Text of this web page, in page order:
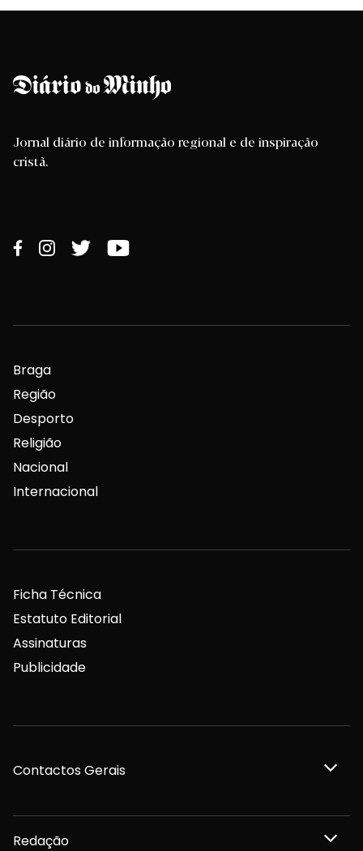
Jornal diário de informação regional e de inspiração
cristã.
Braga
Região
Desporto
Religião
Nacional
Internacional
Ficha Técnica
Estatuto Editorial
Assinaturas
Publicidade
Contactos Gerais
Redação